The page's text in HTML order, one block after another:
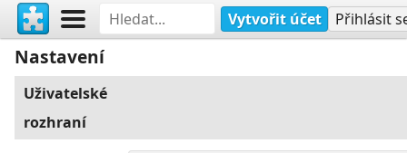
Vytvořit účet Přihlásit
Nastavení
Uživatelské
rozhraní